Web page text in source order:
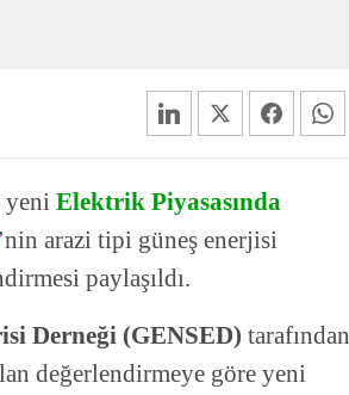
Elektrik Piyasasında
’nin arazi tipi güneş enerjisi
paylaşıldı.
Derneği (GENSED) tarafından
değerlendirmeye göre yeni